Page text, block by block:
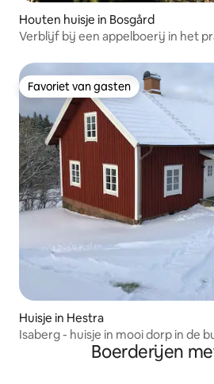
Houten huisje in Bosgård
Verblijf bij een appelboerij in het
Favoriet van gasten
Favoriet van gasten
Huisje in Hestra
Isaberg - huisje in mooi dorp in de
Boerderijen